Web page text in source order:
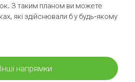
З таким планом ви можете
які здійснювали б у будь-якому
Інші напрямки